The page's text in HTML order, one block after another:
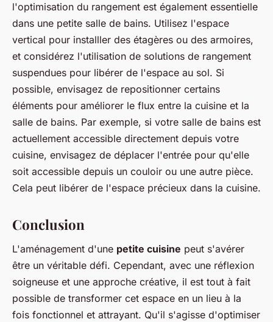
l'optimisation du rangement est également essentielle
dans une petite salle de bains. Utilisez l'espace
vertical pour installler des étagères ou des armoires,
et considérez l'utilisation de solutions de rangement
suspendues pour libérer de l'espace au sol. Si
possible, envisagez de repositionner certains
éléments pour améliorer le flux entre la cuisine et la
salle de bains. Par exemple, si votre salle de bains est
actuellement accessible directement depuis votre
cuisine, envisagez de déplacer l'entrée pour qu'elle
soit accessible depuis un couloir ou une autre pièce.
Cela peut libérer de l'espace précieux dans la cuisine.
Conclusion
L'aménagement d'une petite cuisine peut s'avérer
être un véritable défi. Cependant, avec une réflexion
soigneuse et une approche créative, il est tout à fait
possible de transformer cet espace en un lieu à la
fois fonctionnel et attrayant. Qu'il s'agisse d'optimiser